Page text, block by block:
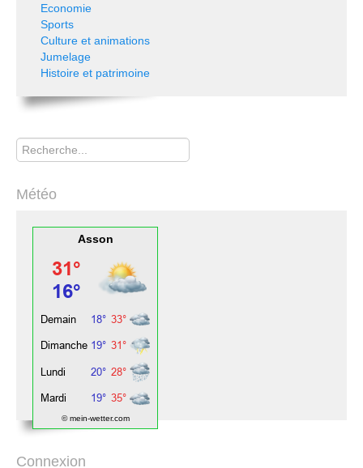
Economie
Sports
Culture et animations
Jumelage
Histoire et patrimoine
Rechercher
Météo
Asson
© mein-wetter.com
Connexion